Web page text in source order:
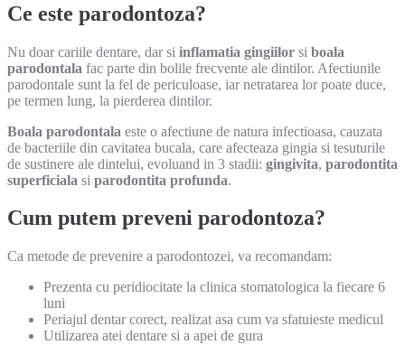
Ce este parodontoza?
Nu doar cariile dentare, dar si inflamatia gingiilor si boala
parodontala fac parte din bolile frecvente ale dintilor. Afectiunile
parodontale sunt la fel de periculoase, iar netratarea lor poate duce,
pe termen lung, la pierderea dintilor.
Boala parodontala este o afectiune de natura infectioasa, cauzata
de bacteriile din cavitatea bucala, care afecteaza gingia si tesuturile
de sustinere ale dintelui, evoluand in 3 stadii: gingivita, parodontita
superficiala si parodontita profunda.
Cum putem preveni parodontoza?
Ca metode de prevenire a parodontozei, va recomandam:
Prezenta cu peridiocitate la clinica stomatologica la fiecare 6
luni
Periajul dentar corect, realizat asa cum va sfatuieste medicul
Utilizarea atei dentare si a apei de gura